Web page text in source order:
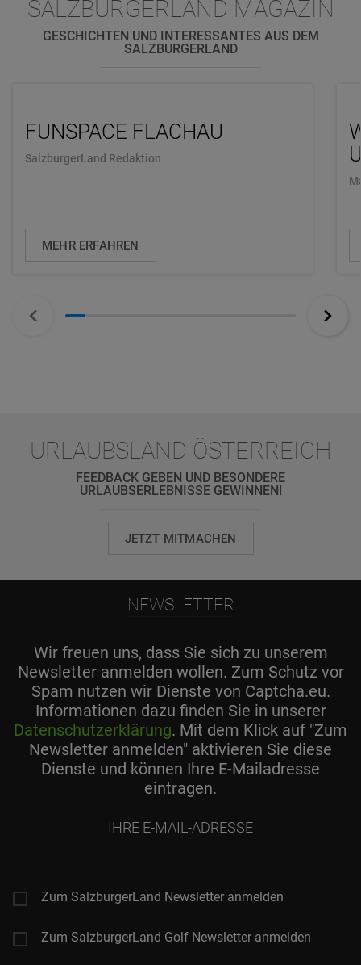
SALZBURGERLAND MAGAZIN
GESCHICHTEN UND INTERESSANTES AUS DEM
SALZBURGERLAND
FUNSPACE FLACHAU
SalzburgerLand Redaktion
MEHR ERFAHREN
URLAUBSLAND ÖSTERREICH
FEEDBACK GEBEN UND BESONDERE
URLAUBSERLEBNISSE GEWINNEN!
JETZT MITMACHEN
NEWSLETTER
Wir freuen uns, dass Sie sich zu unserem
Newsletter anmelden wollen. Zum Schutz vor
Spam nutzen wir Dienste von Captcha.eu.
Informationen dazu finden Sie in unserer
Datenschutzerklärung. Mit dem Klick auf "Zum
Newsletter anmelden" aktivieren Sie diese
Dienste und können Ihre E-Mailadresse
eintragen.
Mail-
Zum SalzburgerLand Newsletter anmelden
Zum SalzburgerLand Golf Newsletter anmelden